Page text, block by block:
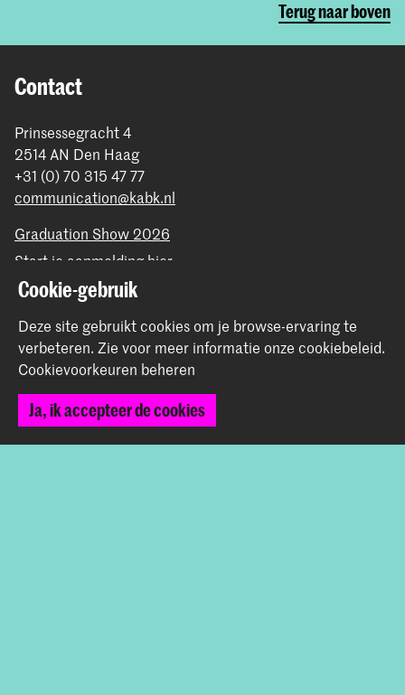
Terug naar boven
Contact
Prinsessegracht 4
2514 AN Den Haag
+31 (0) 70 315 47 77
communication@kabk.nl
Graduation Show 2026
Start je aanmelding hier
Werken bij de KABK
Volg ons
Blijf op de hoogte
Cookie-gebruik
Deze site gebruikt cookies om je browse-ervaring te
verbeteren. Zie voor meer informatie onze cookiebeleid.
Cookievoorkeuren beheren
Ja, ik accepteer de cookies